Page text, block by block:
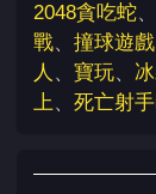
2048貪吃蛇、
戰、 撞球遊戲
人 、 寶玩、
上、 死亡射